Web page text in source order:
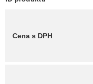
Cena s DPH